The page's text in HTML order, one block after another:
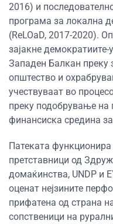
2016) и
програма за локална
(ReLOaD, 2017-2020).
зајакне демократиите-
Западен Балкан преку
општество и
учествуваат во
преку подобрување
финансиска средина
Патеката
претставници од
домаќинства, UNDP и
оценат нејзините
прифатена од страна
сопственици на